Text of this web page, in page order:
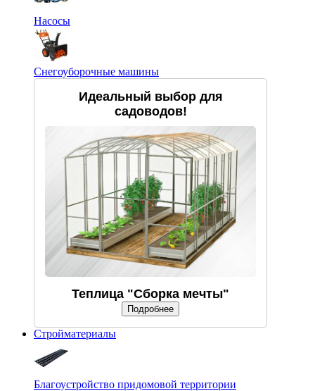
Насосы
Снегоуборочные машины
Идеальный выбор для
садоводов!
Теплица "Сборка мечты"
Подробнее
Стройматериалы
Благоустройство придомовой территории